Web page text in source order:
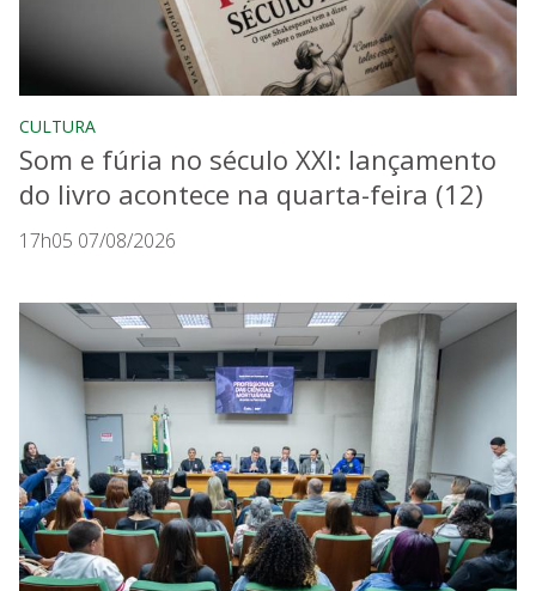
CULTURA
Som e fúria no século XXI: lançamento
do livro acontece na quarta-feira (12)
17h05 07/08/2026